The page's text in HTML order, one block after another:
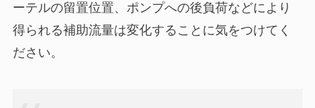
ーテルの留置位置、ポンプへの後負荷などにより
得られる補助流量は変化することに気をつけてく
ださい。